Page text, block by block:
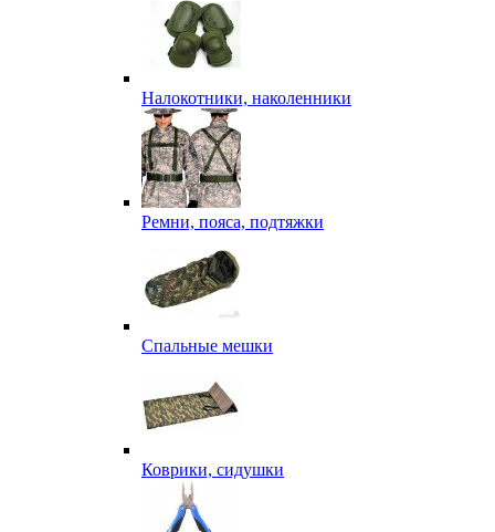
Налокотники, наколенники
Ремни, пояса, подтяжки
Спальные мешки
Коврики, сидушки